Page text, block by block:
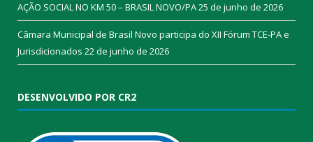
AÇÃO SOCIAL NO KM 50 – BRASIL NOVO/PA25 de junho de 2026
Câmara Municipal de Brasil Novo participa do XII Fórum TCE-PA e
Jurisdicionados 22 de junho de 2026
DESENVOLVIDO POR CR2